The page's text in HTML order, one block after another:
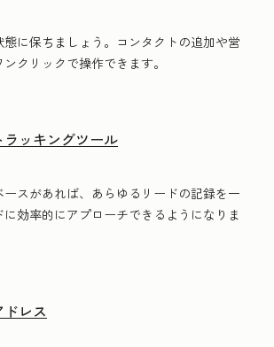
態に保ちましょう。コンタクトの追加や営
クリックで操作できます。
ラッキングツール
スがあれば、あらゆるリードの記録を一
効率的にアプローチできるようになりま
レス